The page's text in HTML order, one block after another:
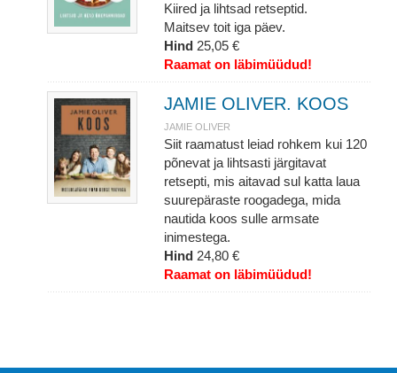
Kiired ja lihtsad retseptid.
Maitsev toit iga päev.
Hind 25,05 €
Raamat on läbimüüdud!
JAMIE OLIVER. KOOS
JAMIE OLIVER
Siit raamatust leiad rohkem kui 120
põnevat ja lihtsasti järgitavat
retsepti, mis aitavad sul katta laua
suurepäraste roogadega, mida
nautida koos sulle armsate
inimestega.
Hind 24,80 €
Raamat on läbimüüdud!